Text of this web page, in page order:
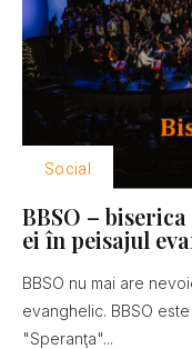
Social
BBSO –
ei în peisajul
BBSO nu mai are
evanghelic. BBSO
"Speranţa"...